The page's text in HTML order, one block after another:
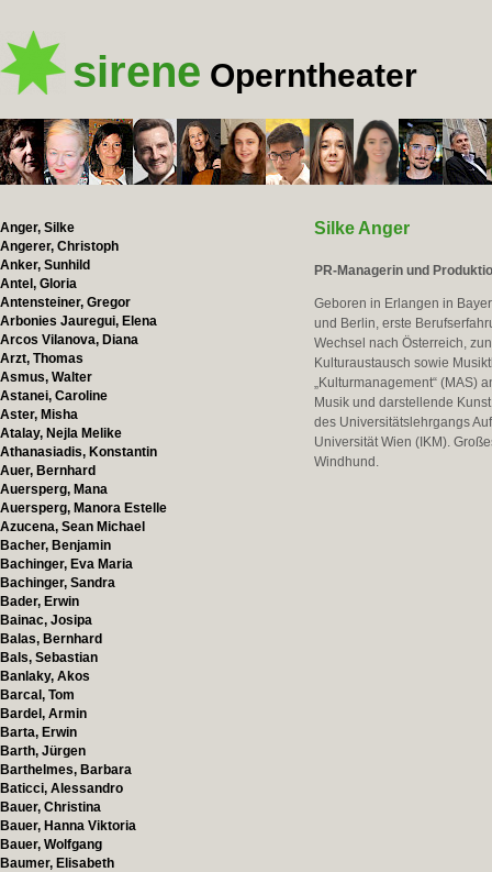
sirene Operntheater
Anger, Silke
Angerer, Christoph
Anker, Sunhild
Antel, Gloria
Antensteiner, Gregor
Arbonies Jauregui, Elena
Arcos Vilanova, Diana
Arzt, Thomas
Asmus, Walter
Astanei, Caroline
Aster, Misha
Atalay, Nejla Melike
Athanasiadis, Konstantin
Auer, Bernhard
Auersperg, Mana
Auersperg, Manora Estelle
Azucena, Sean Michael
Bacher, Benjamin
Bachinger, Eva Maria
Bachinger, Sandra
Bader, Erwin
Bainac, Josipa
Balas, Bernhard
Bals, Sebastian
Banlaky, Akos
Barcal, Tom
Bardel, Armin
Barta, Erwin
Barth, Jürgen
Barthelmes, Barbara
Baticci, Alessandro
Bauer, Christina
Bauer, Hanna Viktoria
Bauer, Wolfgang
Baumer, Elisabeth
Silke Anger
PR-Managerin und
Geboren in Erlangen in
und Berlin, erste
Wechsel nach Österreich,
Kulturaustausch sowie
„Kulturmanagement“ (MAS)
Musik und darstellende
des Universitätslehrgangs
Universität Wien (IKM).
Windhund.